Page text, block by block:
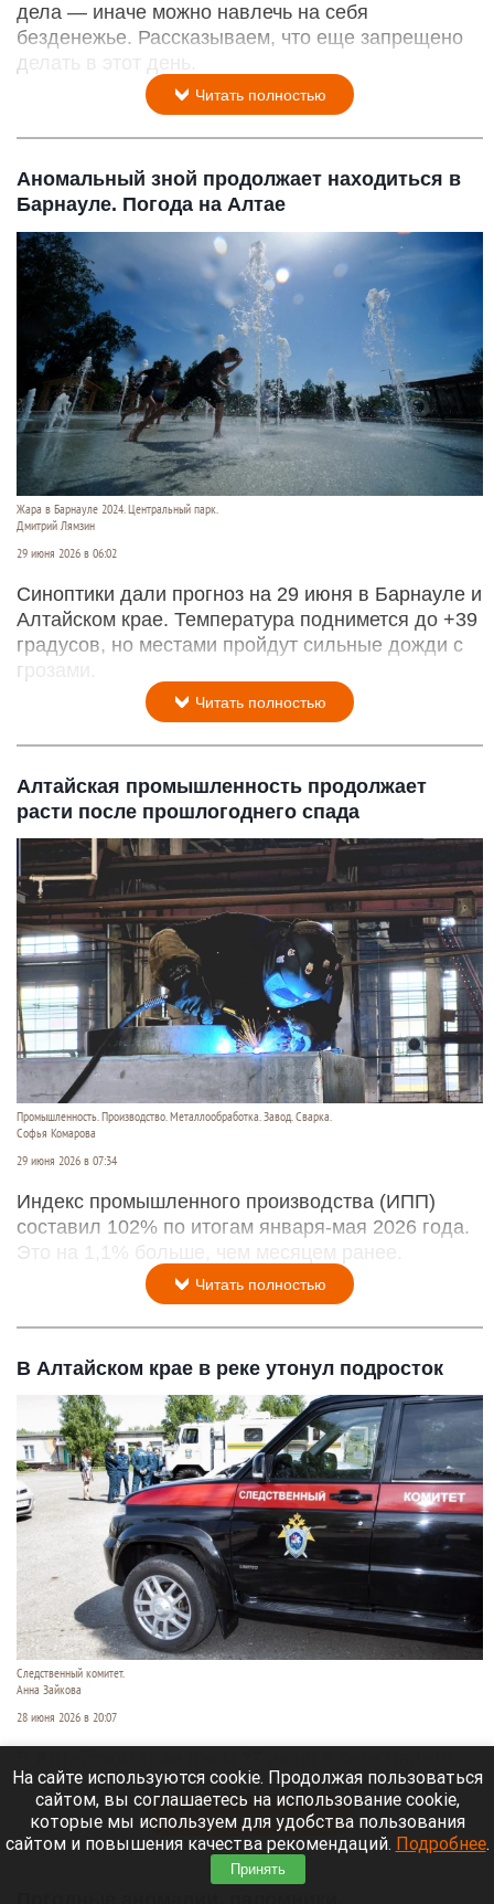
дела — иначе можно навлечь на себя
безденежье. Рассказываем, что еще запрещено
делать в этот день.
Читать полностью
Аномальный зной продолжает находиться в
Барнауле. Погода на Алтае
Жара в Барнауле 2024. Центральный парк.
Дмитрий Лямзин
29 июня 2026 в 06:02
Синоптики дали прогноз на 29 июня в Барнауле и
Алтайском крае. Температура поднимется до +39
градусов, но местами пройдут сильные дожди с
грозами.
Читать полностью
Алтайская промышленность продолжает
расти после прошлогоднего спада
Промышленность. Производство. Металлообработка. Завод. Сварка.
Софья Комарова
29 июня 2026 в 07:34
Индекс промышленного производства (ИПП)
составил 102% по итогам января-мая 2026 года.
Это на 1,1% больше, чем месяцем ранее.
Читать полностью
В Алтайском крае в реке утонул подросток
Следственный комитет.
Анна Зайкова
28 июня 2026 в 20:07
утонул 14-летний подросток.
Читать полностью
На сайте используются cookie. Продолжая пользоваться
сайтом, вы соглашаетесь на использование cookie,
которые мы используем для удобства пользования
сайтом и повышения качества рекомендаций. Подробнее.
Принять